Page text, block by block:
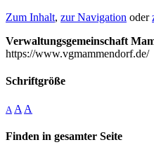
Zum Inhalt, zur Navigation oder
Verwaltungsgemeinschaft
https://www.vgmammendorf.de/
Schriftgröße
A A A
Finden in gesamter Seite